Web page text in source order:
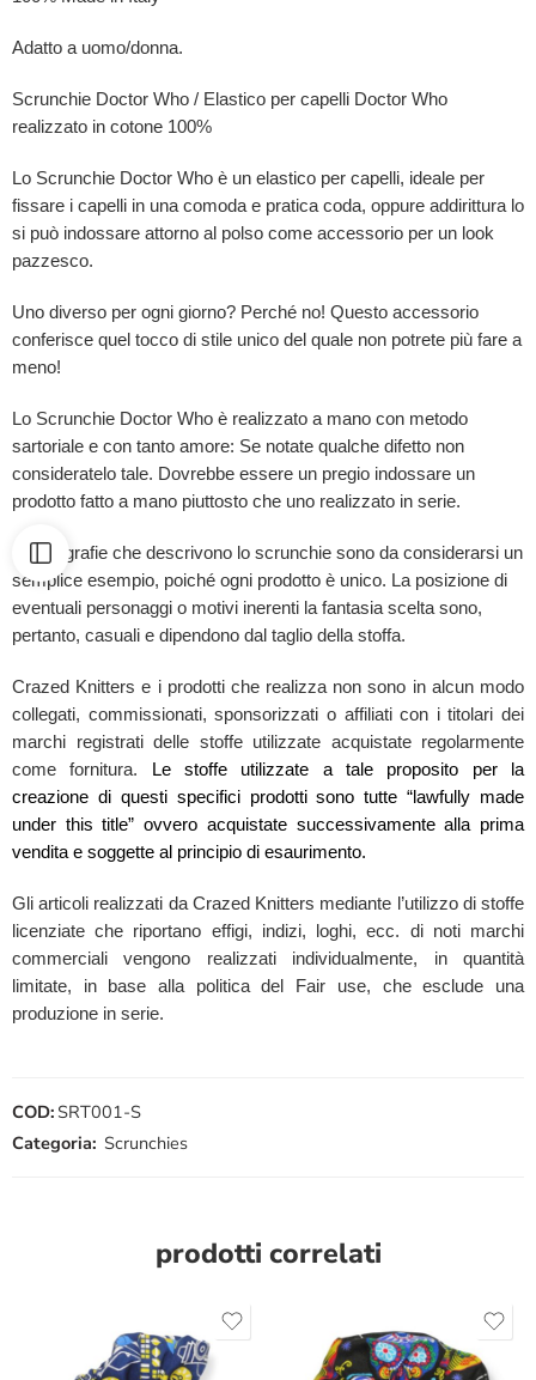
Adatto a uomo/donna.
Scrunchie Doctor Who / Elastico per capelli Doctor Who
realizzato in cotone 100%
Lo Scrunchie Doctor Who è un elastico per capelli, ideale per
fissare i capelli in una comoda e pratica coda, oppure addirittura lo
si può indossare attorno al polso come accessorio per un look
pazzesco.
Uno diverso per ogni giorno? Perché no! Questo accessorio
conferisce quel tocco di stile unico del quale non potrete più fare a
meno!
Lo Scrunchie Doctor Who è realizzato a mano con metodo
sartoriale e con tanto amore: Se notate qualche difetto non
consideratelo tale. Dovrebbe essere un pregio indossare un
prodotto fatto a mano piuttosto che uno realizzato in serie.
Le fotografie che descrivono lo scrunchie sono da considerarsi un
semplice esempio, poiché ogni prodotto è unico. La posizione di
eventuali personaggi o motivi inerenti la fantasia scelta sono,
pertanto, casuali e dipendono dal taglio della stoffa.
Crazed Knitters e i prodotti che realizza non sono in alcun modo
collegati, commissionati, sponsorizzati o affiliati con i titolari dei
marchi registrati delle stoffe utilizzate acquistate regolarmente
come fornitura.
Le stoffe utilizzate a tale proposito per la
creazione di questi specifici prodotti sono tutte “lawfully made
under this title” ovvero acquistate successivamente alla prima
vendita e soggette al principio di esaurimento.
Gli articoli realizzati da Crazed Knitters mediante l’utilizzo di stoffe
licenziate che riportano effigi, indizi, loghi, ecc. di noti marchi
commerciali vengono realizzati individualmente, in quantità
limitate, in base alla politica del Fair use, che esclude una
produzione in serie.
COD: SRT001-S
Categoria: Scrunchies
prodotti correlati